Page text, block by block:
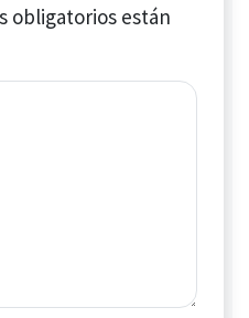
obligatorios están